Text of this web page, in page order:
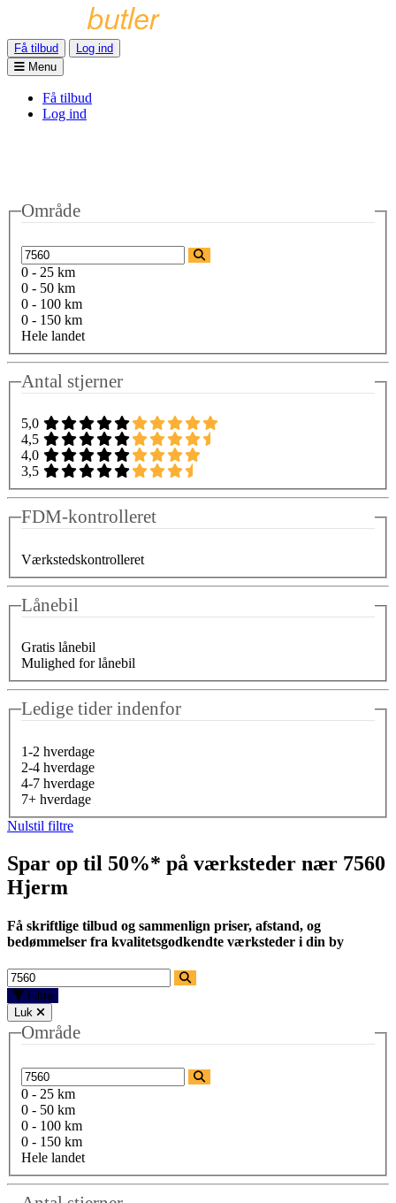
Få tilbud
Log ind
Menu
Få tilbud
Log ind
Område
0 - 25 km
0 - 50 km
0 - 100 km
0 - 150 km
Hele landet
Antal stjerner
5,0
4,5
4,0
3,5
FDM-kontrolleret
Værkstedskontrolleret
Lånebil
Gratis lånebil
Mulighed for lånebil
Ledige tider indenfor
1-2 hverdage
2-4 hverdage
4-7 hverdage
7+ hverdage
Nulstil filtre
Spar op til 50%* på værksteder nær 7560
Hjerm
Få skriftlige tilbud og sammenlign priser, afstand, og
bedømmelser fra kvalitetsgodkendte værksteder i din by
Filtre
Luk
Område
0 - 25 km
0 - 50 km
0 - 100 km
0 - 150 km
Hele landet